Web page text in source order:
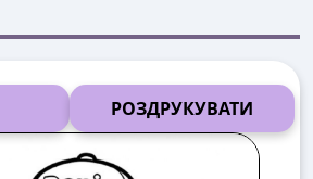
РОЗДРУКУВАТИ